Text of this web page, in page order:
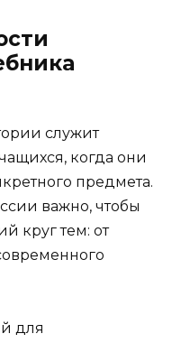
служит
когда они
предмета.
важно, чтобы
круг тем: от
для